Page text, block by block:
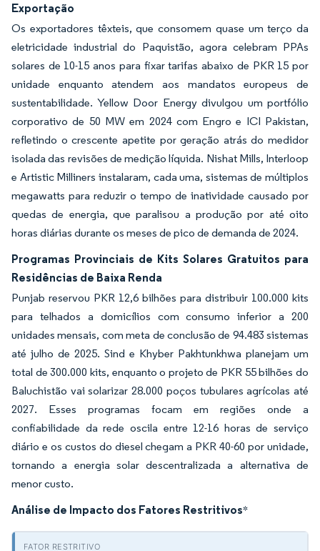
Exportação
Os exportadores têxteis, que consomem quase um terço da
eletricidade industrial do Paquistão, agora celebram PPAs
solares de 10-15 anos para fixar tarifas abaixo de PKR 15 por
unidade enquanto atendem aos mandatos europeus de
sustentabilidade. Yellow Door Energy divulgou um portfólio
corporativo de 50 MW em 2024 com Engro e ICI Pakistan,
refletindo o crescente apetite por geração atrás do medidor
isolada das revisões de medição líquida. Nishat Mills, Interloop
e Artistic Milliners instalaram, cada uma, sistemas de múltiplos
megawatts para reduzir o tempo de inatividade causado por
quedas de energia, que paralisou a produção por até oito
horas diárias durante os meses de pico de demanda de 2024.
Programas Provinciais de Kits Solares Gratuitos para
Residências de Baixa Renda
Punjab reservou PKR 12,6 bilhões para distribuir 100.000 kits
para telhados a domicílios com consumo inferior a 200
unidades mensais, com meta de conclusão de 94.483 sistemas
até julho de 2025. Sind e Khyber Pakhtunkhwa planejam um
total de 300.000 kits, enquanto o projeto de PKR 55 bilhões do
Baluchistão vai solarizar 28.000 poços tubulares agrícolas até
2027. Esses programas focam em regiões onde a
confiabilidade da rede oscila entre 12-16 horas de serviço
diário e os custos do diesel chegam a PKR 40-60 por unidade,
tornando a energia solar descentralizada a alternativa de
menor custo.
Análise de Impacto dos Fatores Restritivos*